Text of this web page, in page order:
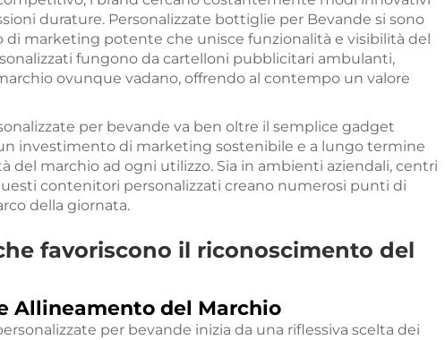
durature. Personalizzate bottiglie per Bevande si sono
marketing potente che unisce funzionalità e visibilità del
fungono da cartelloni pubblicitari ambulanti,
ovunque vadano, offrendo al contempo un valore
per bevande va ben oltre il semplice gadget
investimento di marketing sostenibile e a lungo termine
del marchio ad ogni utilizzo. Sia in ambienti aziendali, centri
contenitori personalizzati creano numerosi punti di
della giornata.
favoriscono il riconoscimento del
Allineamento del Marchio
per bevande inizia da una riflessiva scelta dei